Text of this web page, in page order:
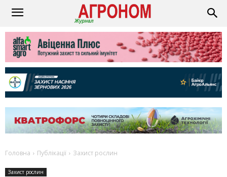
Головна Публікації Захист рослин
Захист рослин